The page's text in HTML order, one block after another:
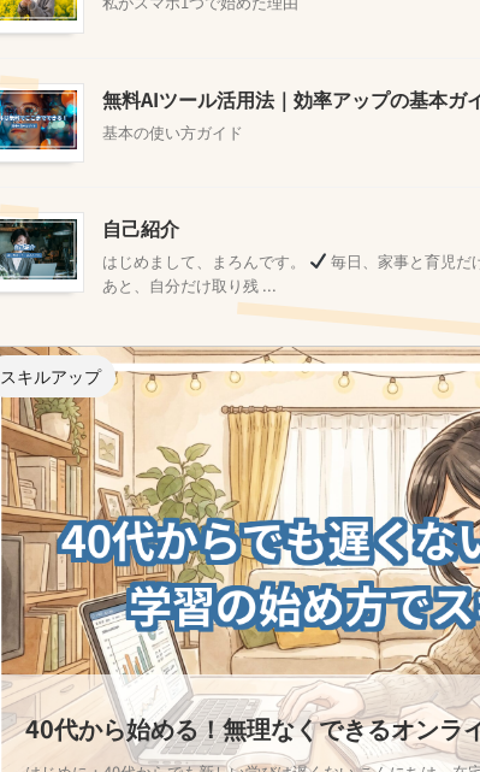
無料AIツール活用法｜効率アップの基本ガ
基本の使い方ガイド
自己紹介
はじめまして、まろんです。 毎日、家事と育児だ
あと、自分だけ取り残 ...
スキルアップ
40代から始める！無理なくできるオンラ